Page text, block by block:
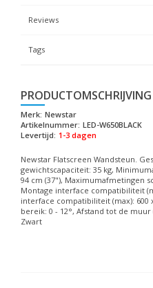
Reviews
Tags
PRODUCTOMSCHRIJVING
Merk: Newstar
Artikelnummer: LED-W650BLACK
Levertijd: 1-3 dagen
Newstar Flatscreen Wandsteun.
gewichtscapaciteit: 35 kg,
94 cm (37"), Maximumafmetingen
Montage interface compatibiliteit
interface compatibiliteit (max): 600
bereik: 0 - 12°, Afstand tot de
Zwart